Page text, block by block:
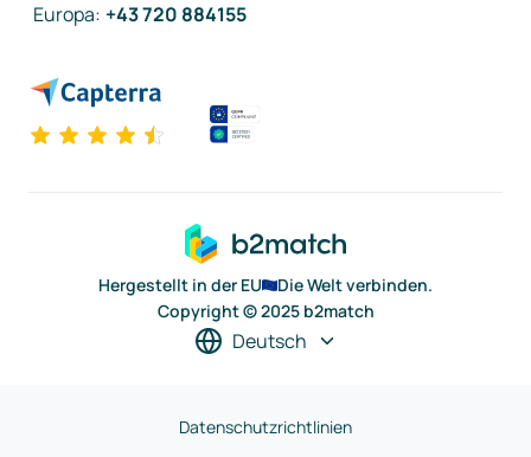
Europa: +43 720 884155
Hergestellt in der EU
Die Welt verbinden.
Copyright © 2025 b2match
Deutsch
Datenschutzrichtlinien